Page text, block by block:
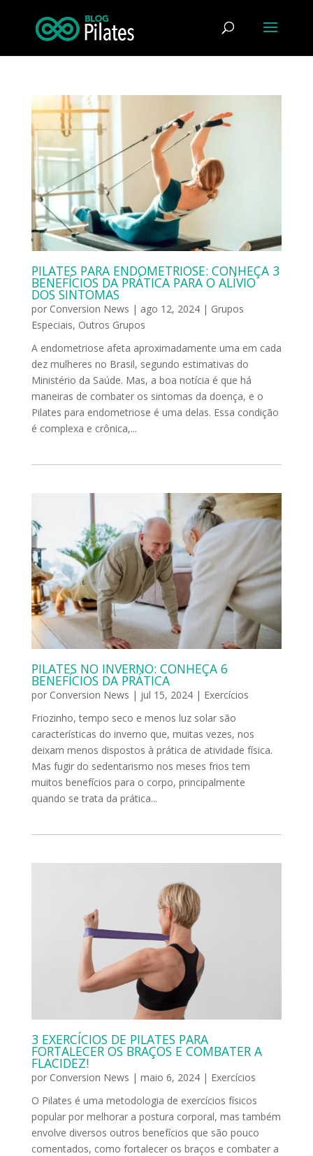
PILATES PARA ENDOMETRIOSE: CONHEÇA 3
BENEFÍCIOS DA PRÁTICA PARA O ALÍVIO
DOS SINTOMAS
por Conversion News | ago 12, 2024| Grupos
Especiais, Outros Grupos
A endometriose afeta aproximadamente uma em cada
dez mulheres no Brasil, segundo estimativas do
Ministério da Saúde. Mas, a boa notícia é que há
maneiras de combater os sintomas da doença, e o
Pilates para endometriose é uma delas. Essa condição
é complexa e crônica,...
PILATES NO INVERNO: CONHEÇA 6
BENEFÍCIOS DA PRÁTICA
por Conversion News | jul 15, 2024| Exercícios
Friozinho, tempo seco e menos luz solar são
características do inverno que, muitas vezes, nos
deixam menos dispostos à prática de atividade física.
Mas fugir do sedentarismo nos meses frios tem
muitos benefícios para o corpo, principalmente
quando se trata da prática...
3 EXERCÍCIOS DE PILATES PARA
FORTALECER OS BRAÇOS E COMBATER A
FLACIDEZ!
por Conversion News | maio 6, 2024| Exercícios
O Pilates é uma metodologia de exercícios físicos
popular por melhorar a postura corporal, mas também
envolve diversos outros benefícios que são pouco
comentados, como fortalecer os braços e combater a